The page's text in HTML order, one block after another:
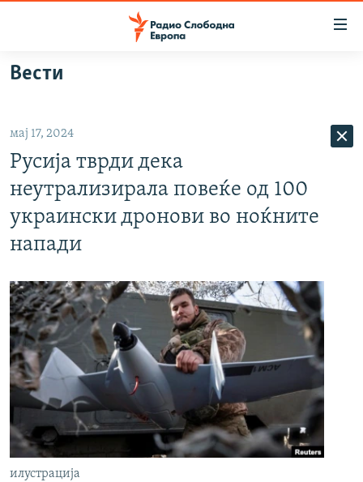
Оди
на
главната
навигација
Премини
на
пребарување
ВИЗУЕЛНО
ВЕСТИ
ШТО ТРЕБА ДА ЗНАЕТЕ
ПРИЈАВИ СЕ ЗА ЊУЗЛЕТЕР
СЛЕДЕТЕ НЕ
РСЕ веб страници
Вести
мај 17, 2024
Русија тврди дека
неутрализирала повеќе од 100
украински дронови во ноќните
напади
илустрација